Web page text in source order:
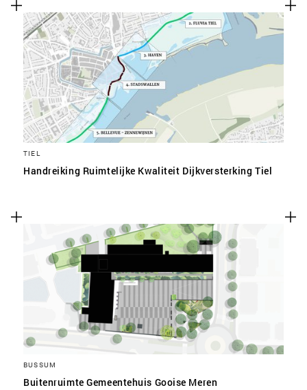
TIEL
Handreiking Ruimtelijke Kwaliteit Dijkversterking Tiel
BUSSUM
Buitenruimte Gemeentehuis Gooise Meren